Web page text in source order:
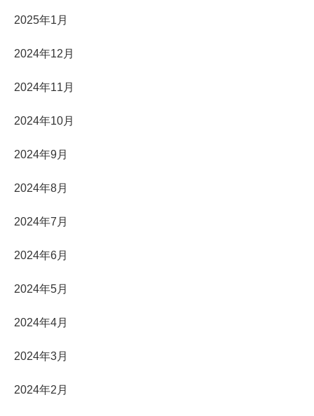
2025年1月
2024年12月
2024年11月
2024年10月
2024年9月
2024年8月
2024年7月
2024年6月
2024年5月
2024年4月
2024年3月
2024年2月